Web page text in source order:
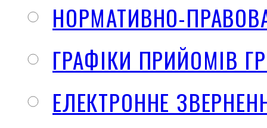
НОРМАТИВНО-
ГРАФІКИ ПРИЙОМІВ
ЕЛЕКТРОННЕ